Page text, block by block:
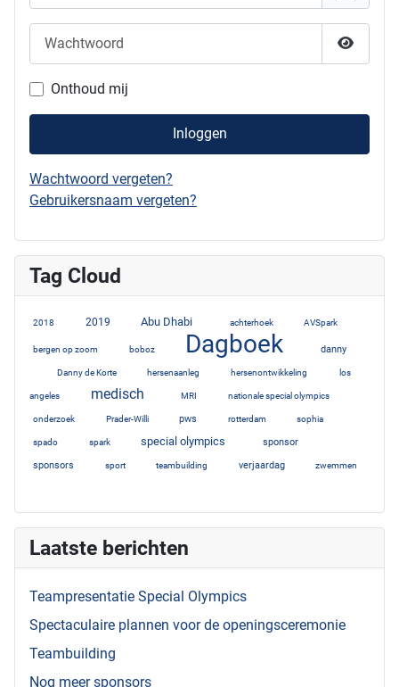
Show
Onthoud mij
Inloggen
Wachtwoord vergeten?
Gebruikersnaam vergeten?
Tag Cloud
2018 2019 Abu Dhabi achterhoek AVSpark
bergen op zoom boboz Dagboek danny
Danny de Korte hersenaanleg hersenontwikkeling los
angeles medisch MRI nationale special olympics
onderzoek Prader-Willi pws rotterdam sophia
spado spark special olympics sponsor
sponsors sport teambuilding verjaardag zwemmen
Laatste berichten
Teampresentatie Special Olympics
Spectaculaire plannen voor de openingsceremonie
Teambuilding
Nog meer sponsors